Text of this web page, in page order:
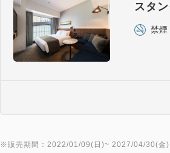
スタ
禁煙
※販売期間：2022/01/09(日)~ 2027/04/30(金